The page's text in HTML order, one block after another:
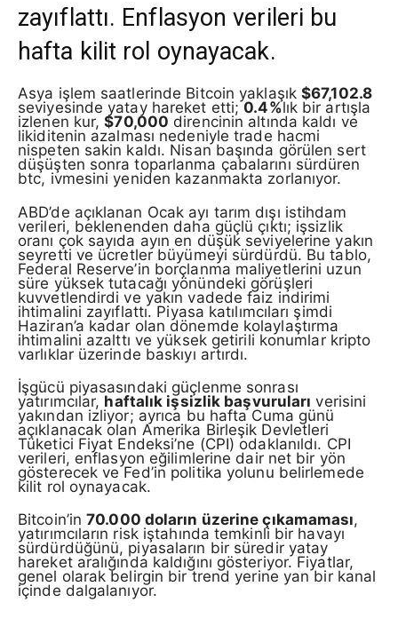
zayıflattı. Enflasyon verileri bu
hafta kilit rol oynayacak.
Asya işlem saatlerinde Bitcoin yaklaşık $67,102.8
seviyesinde yatay hareket etti;0.4%lık bir artışla
izlenen kur,$70,000 direncinin altında kaldı ve
likiditenin azalması nedeniyle trade hacmi
nispeten sakin kaldı. Nisan başında görülen sert
düşüşten sonra toparlanma çabalarını sürdüren
btc, ivmesini yeniden kazanmakta zorlanıyor.
ABD’de açıklanan Ocak ayı tarım dışı istihdam
verileri, beklenenden daha güçlü çıktı; işsizlik
oranı çok sayıda ayın en düşük seviyelerine yakın
seyretti ve ücretler büyümeyi sürdürdü. Bu tablo,
Federal Reserve’in borçlanma maliyetlerini uzun
süre yüksek tutacağı yönündeki görüşleri
kuvvetlendirdi ve yakın vadede faiz indirimi
ihtimalini zayıflattı. Piyasa katılımcıları şimdi
Haziran’a kadar olan dönemde kolaylaştırma
ihtimalini azalttı ve yüksek getirili konumlar kripto
varlıklar üzerinde baskıyı artırdı.
İşgücü piyasasındaki güçlenme sonrası
yatırımcılar, haftalık işsizlik başvuruları verisini
yakından izliyor; ayrıca bu hafta Cuma günü
açıklanacak olan Amerika Birleşik Devletleri
Tüketici Fiyat Endeksi’ne (CPI) odaklanıldı. CPI
verileri, enflasyon eğilimlerine dair net bir yön
gösterecek ve Fed’in politika yolunu belirlemede
kilit rol oynayacak.
Bitcoin’in70.000 doların üzerine çıkamaması,
yatırımcıların risk iştahında temkinli bir havayı
sürdürdüğünü, piyasaların bir süredir yatay
hareket aralığında kaldığını gösteriyor. Fiyatlar,
genel olarak belirgin bir trend yerine yan bir kanal
içinde dalgalanıyor.